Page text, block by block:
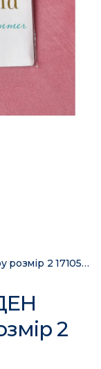
Колготи жіночі 40 ДЕН чорного кольору розмір 2 171055C
2